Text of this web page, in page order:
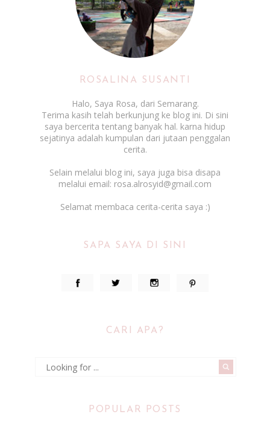
ROSALINA SUSANTI
Halo, Saya Rosa, dari Semarang.
Terima kasih telah berkunjung ke blog ini. Di sini
saya bercerita tentang banyak hal. karna hidup
sejatinya adalah kumpulan dari jutaan penggalan
cerita.
Selain melalui blog ini, saya juga bisa disapa
melalui email: rosa.alrosyid@gmail.com
Selamat membaca cerita-cerita saya :)
SAPA SAYA DI SINI
CARI APA?
POPULAR POSTS